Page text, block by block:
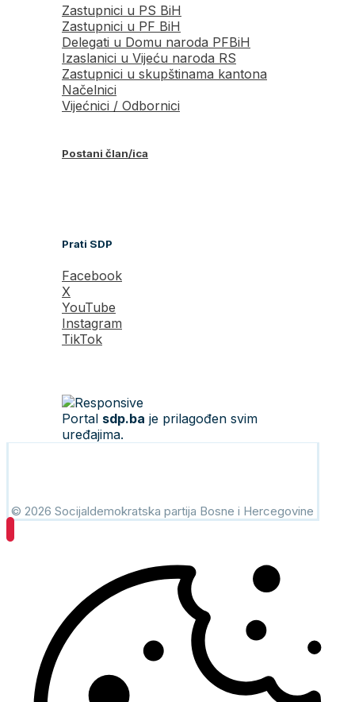
Zastupnici u PS BiH
Zastupnici u PF BiH
Delegati u Domu naroda PFBiH
Izaslanici u Vijeću naroda RS
Zastupnici u skupštinama kantona
Načelnici
Vijećnici / Odbornici
Postani član/ica
Prati SDP
Facebook
X
YouTube
Instagram
TikTok
Portal sdp.ba je prilagođen svim
uređajima.
© 2026 Socijaldemokratska partija Bosne i Hercegovine